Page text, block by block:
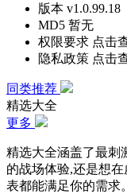
版本 v1.0.99.18
MD5 暂无
权限要求 点击
隐私政策 点击
同类推荐
精选大全
更多
精选大全涵盖了最刺
的战场体验,还是想
表都能满足你的需求。